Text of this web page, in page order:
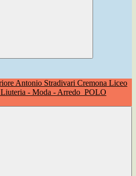
Liceo
Liuteria - Moda - Arredo POLO